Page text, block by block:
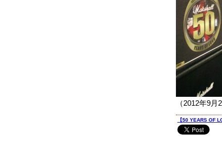
（2012年9
【50 YEARS OF